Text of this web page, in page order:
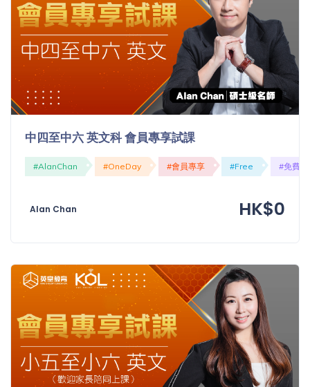
中四至中六 英文科 會員專享試課
#AlanChan #OneDay #會員專享 #Free #免費
Alan Chan HK$0